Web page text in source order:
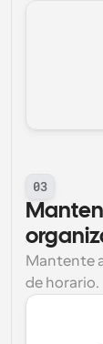
03
Mantente
de horario.